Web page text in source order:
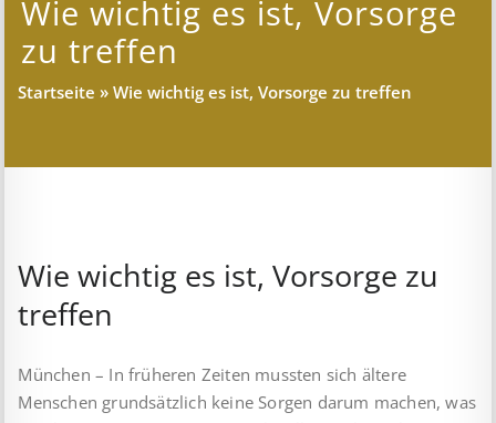
Wie wichtig es ist, Vorsorge
zu treffen
Startseite »Wie wichtig es ist, Vorsorge zu treffen
Wie wichtig es ist, Vorsorge zu
treffen
München – In früheren Zeiten mussten sich ältere
Menschen grundsätzlich keine Sorgen darum machen, was